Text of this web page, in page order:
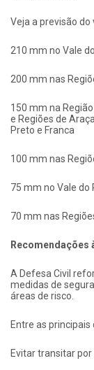
Veja a previsão
210 mm no Vale
200 mm nas
150 mm na
e Regiões de
Preto e Franca
100 mm nas
75 mm no Vale do
70 mm nas
Recomendações
A Defesa Civil
medidas de
áreas de risco.
Entre as
Evitar transitar